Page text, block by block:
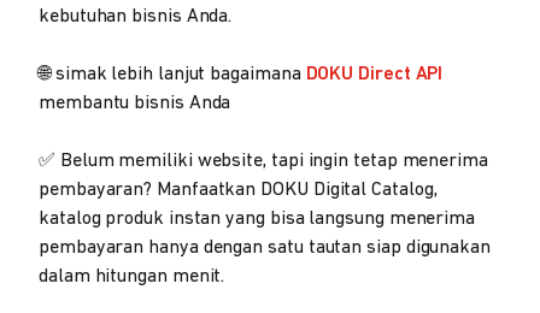
kebutuhan bisnis Anda.
🌐 simak lebih lanjut bagaimana DOKU Direct API
membantu bisnis Anda
✅ Belum memiliki website, tapi ingin tetap menerima
pembayaran? Manfaatkan DOKU Digital Catalog,
katalog produk instan yang bisa langsung menerima
pembayaran hanya dengan satu tautan siap digunakan
dalam hitungan menit.